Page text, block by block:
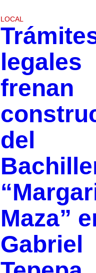
LOCAL
legales
frenan
del
Maza”
Gabriel